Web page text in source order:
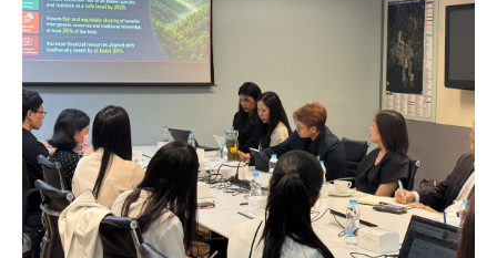
เจ้าหน้าที่
วิถีเรา
สโลแกน
รายงานประจำปี | รายงานงบการเงิน
สำนักงานสีเขียว
ขยะพลาสติก
ฝุ่น PM2.5
ฉลากสิ่งแวดล้อม
บริการที่เป็นมิตรกับสิ่งแวดล้อม
ที่ปรึกษาคาร์บอนฟุตพริ้นท์
จัดซื้อจัดจ้างที่เป็นมิตรกับสิ่งแวดล้อม
ทรัพยากรทางบก
ทรัพยากรทางทะเลและชายฝั่ง
ความหลากหลายทางชีวภาพ
การเปลี่ยนแปลงสภาพภูมิอากาศ
การลดก๊าซเรือนกระจก
การปรับตัว
การพัฒนาบุคลากรด้านสิ่งแวดล้อม
งานฝึกอบรม
สิ่งแวดล้อมศึกษา
นโยบาย แผน เครือข่ายสิ่งแวดล้อม
นโยบายและแผนสิ่งแวดล้อม
TBCSD
เอกสารเผยแพร่
สิ่งพิมพ์จำหน่าย